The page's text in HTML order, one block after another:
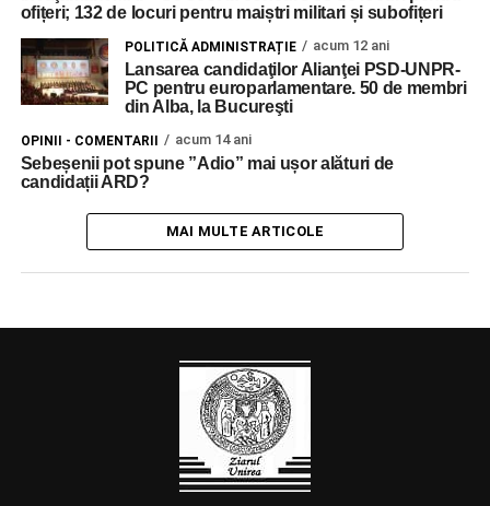
ofițeri; 132 de locuri pentru maiștri militari și subofițeri
POLITICĂ ADMINISTRAȚIE acum 12 ani
Lansarea candidaţilor Alianţei PSD-UNPR-
PC pentru europarlamentare. 50 de membri
din Alba, la Bucureşti
OPINII - COMENTARII acum 14 ani
Sebeșenii pot spune ”Adio” mai ușor alături de
candidații ARD?
MAI MULTE ARTICOLE